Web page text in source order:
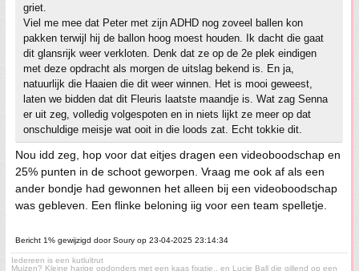
griet.
Viel me mee dat Peter met zijn ADHD nog zoveel ballen kon
pakken terwijl hij de ballon hoog moest houden. Ik dacht die gaat
dit glansrijk weer verkloten. Denk dat ze op de 2e plek eindigen
met deze opdracht als morgen de uitslag bekend is. En ja,
natuurlijk die Haaien die dit weer winnen. Het is mooi geweest,
laten we bidden dat dit Fleuris laatste maandje is. Wat zag Senna
er uit zeg, volledig volgespoten en in niets lijkt ze meer op dat
onschuldige meisje wat ooit in die loods zat. Echt tokkie dit.
Nou idd zeg, hop voor dat eitjes dragen een videoboodschap en
25% punten in de schoot geworpen. Vraag me ook af als een
ander bondje had gewonnen het alleen bij een videoboodschap
was gebleven. Een flinke beloning iig voor een team spelletje.
Bericht 1% gewijzigd door Soury op 23-04-2025 23:14:34
Iedereen is een kutlultrut
Muizen? Kleine harige opdonders met een kaas fixatie., en Lucie Ball die gillend op een